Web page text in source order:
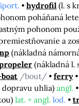
hydrofil (l. s
poháňaná
pohonom
a
(nákladná
(nákladná l.
/bout/ ferry
dopravu uhlia)angl.
lat. + angl. lod.